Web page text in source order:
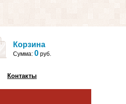
Корзина
Сумма: 0 руб.
Контакты